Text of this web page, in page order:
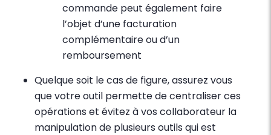
commande peut également faire
l’objet d’une facturation
complémentaire ou d’un
remboursement
Quelque soit le cas de figure, assurez vous
que votre outil permette de centraliser ces
opérations et évitez à vos collaborateur la
manipulation de plusieurs outils qui est